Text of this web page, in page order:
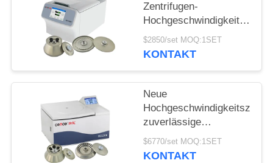
Zentrifugen-
H1750R
$2850/set MOQ:1SET
KONTAKT
Neue
zuverlässige
Zentrifugierung Cence
für Molekularbiologie
$6770/set MOQ:1SET
KONTAKT